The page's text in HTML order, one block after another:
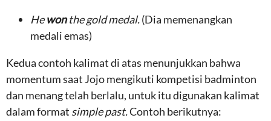
Hewonthe gold medal.(Dia memenangkan
medali emas)
Kedua contoh kalimat di atas menunjukkan bahwa
momentum saat Jojo mengikuti kompetisi badminton
dan menang telah berlalu, untuk itu digunakan kalimat
dalam format simple past.Contoh berikutnya: